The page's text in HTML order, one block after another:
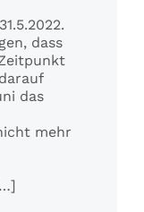
dass
das
mehr